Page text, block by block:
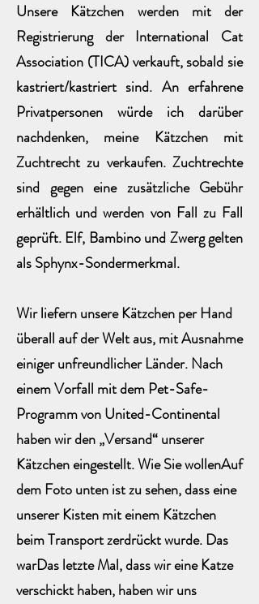
Unsere Kätzchen werden mit der
Registrierung der International Cat
Association (TICA) verkauft, sobald sie
kastriert/kastriert sind. An erfahrene
Privatpersonen würde ich darüber
nachdenken, meine Kätzchen mit
Zuchtrecht zu verkaufen. Zuchtrechte
sind gegen eine zusätzliche Gebühr
erhältlich und werden von Fall zu Fall
geprüft. Elf, Bambino und Zwerg gelten
als Sphynx-Sondermerkmal.
Wir liefern unsere Kätzchen per Hand
überall auf der Welt aus, mit Ausnahme
einiger unfreundlicher Länder. Nach
einem Vorfall mit dem Pet-Safe-
Programm von United-Continental
haben wir den „Versand“ unserer
Kätzchen eingestellt. Wie Sie wollenAuf
dem Foto unten ist zu sehen, dass eine
unserer Kisten mit einem Kätzchen
beim Transport zerdrückt wurde. Das
warDas letzte Mal, dass wir eine Katze
verschickt haben, haben wir uns